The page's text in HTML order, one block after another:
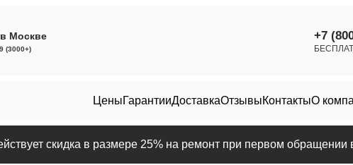
в Москве
(3000+)
+7
ЦеныГарантииДоставкаОтзывыКонтактыО
скидка в размере 25% на ремонт при первом